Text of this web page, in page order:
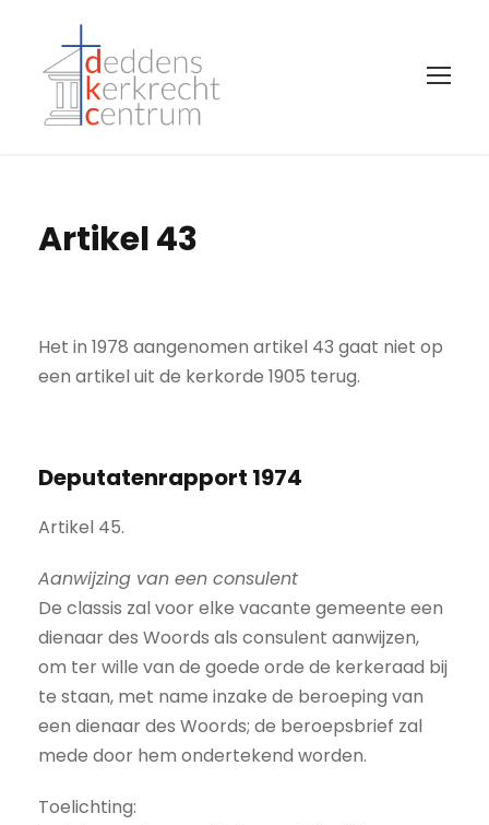
Artikel 43
Het in 1978 aangenomen artikel 43 gaat niet op
een artikel uit de kerkorde 1905 terug.
Deputatenrapport 1974
Artikel 45.
Aanwijzing van een consulent
De classis zal voor elke vacante gemeente een
dienaar des Woords als consulent aanwijzen,
om ter wille van de goede orde de kerkeraad bij
te staan, met name inzake de beroeping van
een dienaar des Woords; de beroepsbrief zal
mede door hem ondertekend worden.
Toelichting: